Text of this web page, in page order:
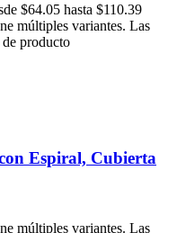
$64.05 hasta $110.39
múltiples variantes. Las
producto
Espiral, Cubierta
múltiples variantes. Las